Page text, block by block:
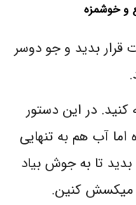
و خوشمزه
قرار بدید و جو دوسر
در این دستور
اما آب هم به تنهایی
بدید تا به جوش بیاد
میکسش کنین.